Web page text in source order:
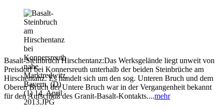
Basalt-Steinbruch Hirschentanz:Das Werksgelände liegt unweit von
Preisdorf bei Konnersreuth unterhalb der beiden Steinbrüche am
Hirschentanz. Es handelt sich um den sog. Unteren Bruch und dem
Oberen Bruch der Untere Bruch war in der Vergangenheit bekannt
für den Aufschluß des Granit-Basalt-Kontakts....mehr